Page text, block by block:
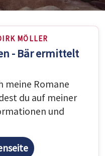
MÖLLER
- Bär ermittelt
meine Romane
du auf meiner
und